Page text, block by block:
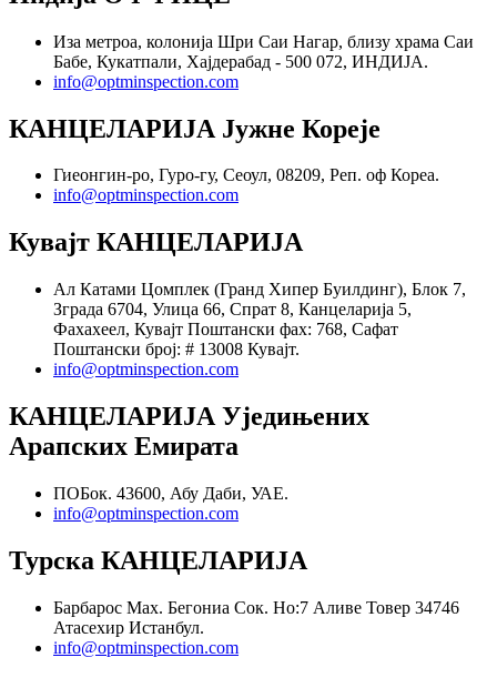
Иза метроа, колонија Шри Саи Нагар, близу храма Саи
Бабе, Кукатпали, Хајдерабад - 500 072, ИНДИЈА.
info@optminspection.com
КАНЦЕЛАРИЈА Јужне Кореје
Гиеонгин-ро, Гуро-гу, Сеоул, 08209, Реп. оф Кореа.
info@optminspection.com
Кувајт КАНЦЕЛАРИЈА
Ал Катами Цомплек (Гранд Хипер Буилдинг), Блок 7,
Зграда 6704, Улица 66, Спрат 8, Канцеларија 5,
Фахахеел, Кувајт Поштански фах: 768, Сафат
Поштански број: # 13008 Кувајт.
info@optminspection.com
КАНЦЕЛАРИЈА Уједињених
Арапских Емирата
ПОБок. 43600, Абу Даби, УАЕ.
info@optminspection.com
Турска КАНЦЕЛАРИЈА
Барбарос Мах. Бегониа Сок. Но:7 Аливе Товер 34746
Атасехир Истанбул.
info@optminspection.com